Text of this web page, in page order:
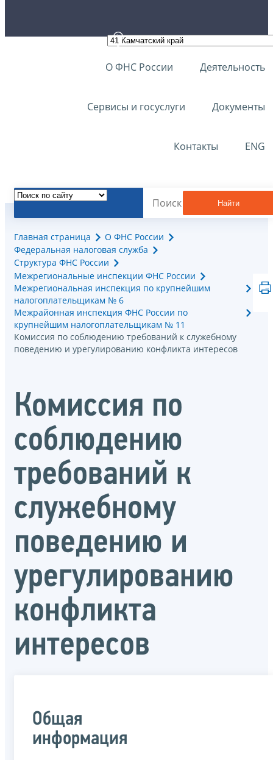
О ФНС России Деятельность
Сервисы и госуслуги Документы
Контакты ENG
Найти
Главная страница
О ФНС России
Федеральная налоговая служба
Структура ФНС России
Межрегиональные инспекции ФНС России
Межрегиональная инспекция по крупнейшим
налогоплательщикам № 6
Межрайонная инспекция ФНС России по
крупнейшим налогоплательщикам № 11
Комиссия по соблюдению требований к служебному
поведению и урегулированию конфликта интересов
Комиссия по
соблюдению
требований к
служебному
поведению и
урегулированию
конфликта
интересов
Общая
информация